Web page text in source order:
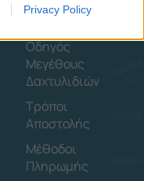
Privacy Policy
Οδηγός
Μεγέθους
Δαχτυλιδιών
Τρόποι
Αποστολής
Μέθοδοι
Πληρωμής